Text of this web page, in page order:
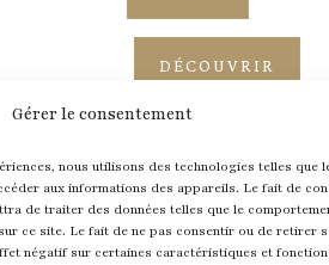
Gérer le consentement
nous utilisons des technologies telles que
aux informations des appareils. Le fait de
de traiter des données telles que le
ce site. Le fait de ne pas consentir ou de retirer
négatif sur certaines caractéristiques et
DÉCOUVRIR